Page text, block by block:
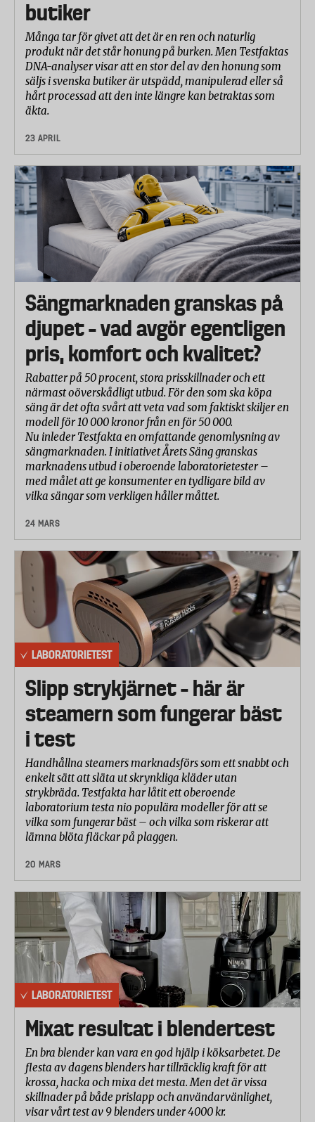
butiker
Många tar för givet att det är en ren och naturlig
produkt när det står honung på burken. Men Testfaktas
DNA-analyser visar att en stor del av den honung som
säljs i svenska butiker är utspädd, manipulerad eller så
hårt processad att den inte längre kan betraktas som
äkta.
23 APRIL
Sängmarknaden granskas på
djupet – vad avgör egentligen
pris, komfort och kvalitet?
Rabatter på 50 procent, stora prisskillnader och ett
närmast oöverskådligt utbud. För den som ska köpa
säng är det ofta svårt att veta vad som faktiskt skiljer en
modell för 10 000 kronor från en för 50 000.
Nu inleder Testfakta en omfattande genomlysning av
sängmarknaden. I initiativet Årets Säng granskas
marknadens utbud i oberoende laboratorietester –
med målet att ge konsumenter en tydligare bild av
vilka sängar som verkligen håller måttet.
24 MARS
LABORATORIETEST
Slipp strykjärnet – här är
steamern som fungerar bäst
i test
Handhållna steamers marknadsförs som ett snabbt och
enkelt sätt att släta ut skrynkliga kläder utan
strykbräda. Testfakta har låtit ett oberoende
laboratorium testa nio populära modeller för att se
vilka som fungerar bäst – och vilka som riskerar att
lämna blöta fläckar på plaggen.
20 MARS
LABORATORIETEST
Mixat resultat i blendertest
En bra blender kan vara en god hjälp i köksarbetet. De
flesta av dagens blenders har tillräcklig kraft för att
krossa, hacka och mixa det mesta. Men det är vissa
skillnader på både prislapp och användarvänlighet,
visar vårt test av 9 blenders under 4000 kr.